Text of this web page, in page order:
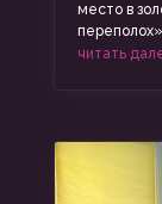
место в
читать